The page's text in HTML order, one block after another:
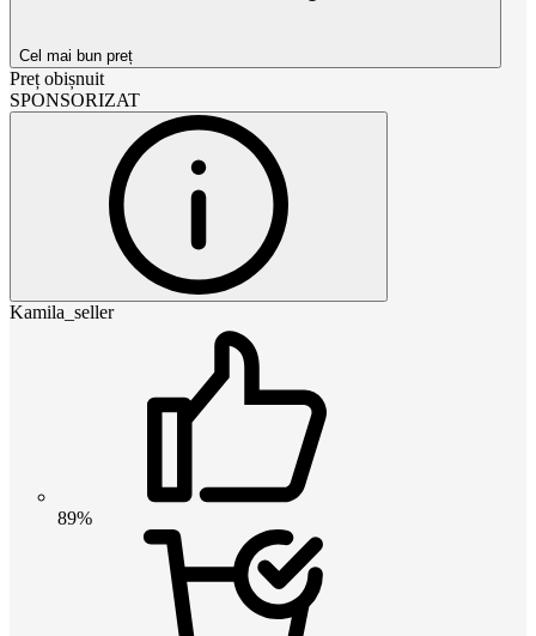
Cel mai bun preț
Preț obișnuit
SPONSORIZAT
Kamila_seller
89%